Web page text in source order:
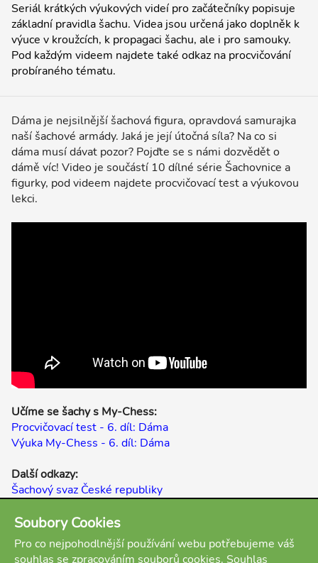
Seriál krátkých výukových videí pro začátečníky popisuje
základní pravidla šachu. Videa jsou určená jako doplněk k
výuce v kroužcích, k propagaci šachu, ale i pro samouky.
Pod každým videem najdete také odkaz na procvičování
probíraného tématu.
Dáma je nejsilnější šachová figura, opravdová samurajka
naší šachové armády. Jaká je její útočná síla? Na co si
dáma musí dávat pozor? Pojďte se s námi dozvědět o
dámě víc! Video je součástí 10 dílné série Šachovnice a
figurky, pod videem najdete procvičovací test a výukovou
lekci.
Učíme se šachy s My-Chess:
Procvičovací test - 6. díl: Dáma
Výuka My-Chess - 6. díl: Dáma
Další odkazy:
Šachový svaz České republiky
Výuková šachová videa
Šachopedie
Soubory Cookies
Pro co nejpohodlnější používání webu potřebujeme váš
souhlas se zpracováním souborů cookies. Souhlas